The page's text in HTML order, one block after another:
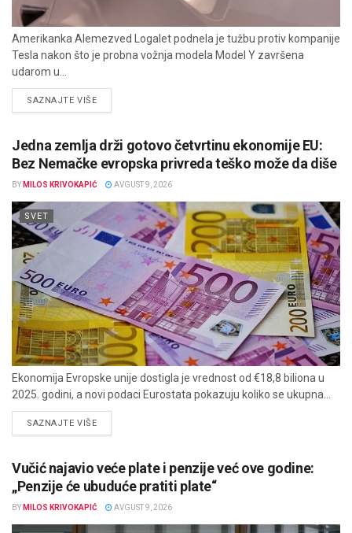
Amerikanka Alemezved Logalet podnela je tužbu protiv kompanije
Tesla nakon što je probna vožnja modela Model Y završena
udarom u...
SAZNAJTE VIŠEDETAILS
Jedna zemlja drži gotovo četvrtinu ekonomije EU:
Bez Nemačke evropska privreda teško može da diše
BY MILOS KRIVOKAPIĆ AVGUST 9, 2026
SVET
Ekonomija Evropske unije dostigla je vrednost od €18,8 biliona u
2025. godini, a novi podaci Eurostata pokazuju koliko se ukupna...
SAZNAJTE VIŠEDETAILS
Vučić najavio veće plate i penzije već ove godine:
„Penzije će ubuduće pratiti plate“
BY MILOS KRIVOKAPIĆ AVGUST 9, 2026